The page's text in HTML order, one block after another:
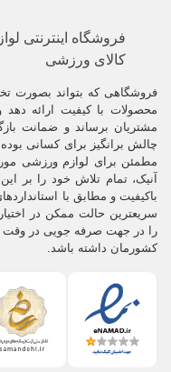
فروشگاه اینترنتی
کالای ورزشی
فروشگاهی که بتواند بصورت
محصولات با کیفیت ارائه
مشتریان برساند و ضمانت
چالش برانگیز برای کسانی
مطمئن برای لوازم ورزشی
آنیک، تمام تلاش خود را بر
باکیفیت و مطابق با
سریعترین حالت ممکن در
را در جهت صرفه جویی در وقت
کشورمان داشته باشد.